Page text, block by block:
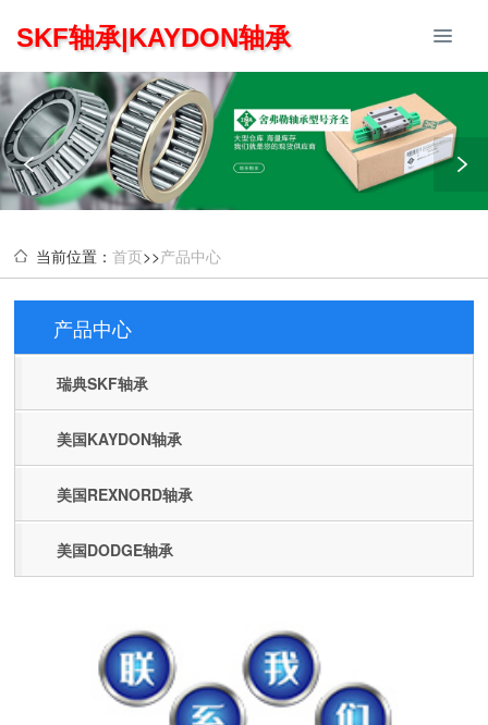
SKF轴承|KAYDON轴承
当前位置：首页>>产品中心
产品中心
Products
瑞典SKF轴承
美国KAYDON轴承
美国REXNORD轴承
美国DODGE轴承